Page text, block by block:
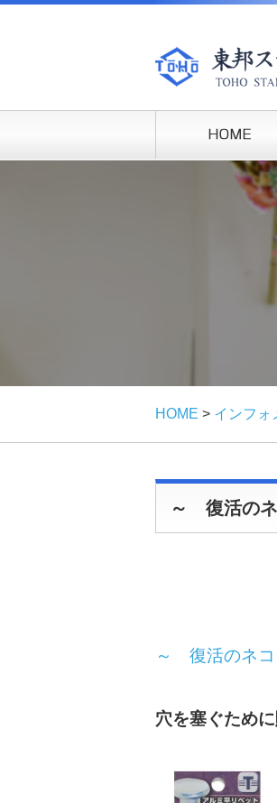
HOME > インフォ
～ 復活の
～ 復活のネ
穴を塞ぐため